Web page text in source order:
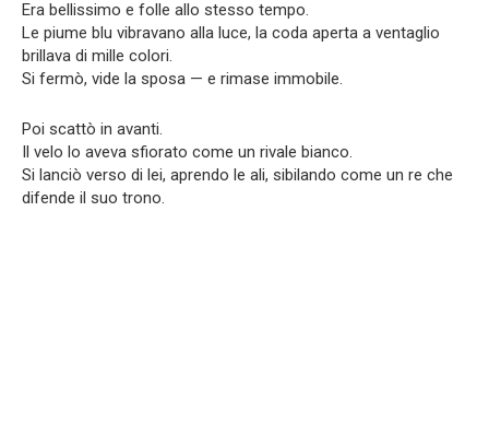
Era bellissimo e folle allo stesso tempo.
Le piume blu vibravano alla luce, la coda aperta a ventaglio
brillava di mille colori.
Si fermò, vide la sposa — e rimase immobile.
Poi scattò in avanti.
Il velo lo aveva sfiorato come un rivale bianco.
Si lanciò verso di lei, aprendo le ali, sibilando come un re che
difende il suo trono.